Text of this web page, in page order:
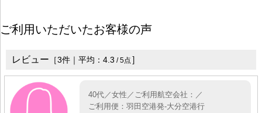
ご利用いただいたお客様の声
レビュー ［3件｜平均： 4.3 /5点 ］
40代／女性／ご利用航空会社：／
ご利用便：羽田空港発-大分空港行